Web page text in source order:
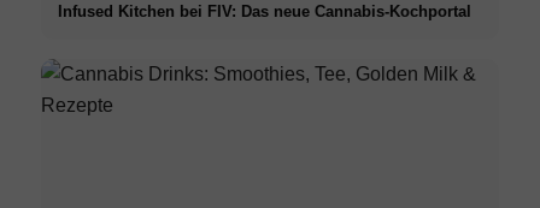
Infused Kitchen bei FIV: Das neue Cannabis-Kochportal